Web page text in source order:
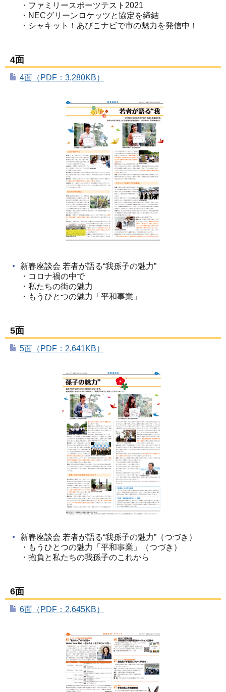
・ファミリースポーツテスト2021
・NECグリーンロケッツと協定を締結
・シャキット！あびこナビで市の魅力を発信中！
4面
4面（PDF：3,280KB）
新春座談会 若者が語る“我孫子の魅力”
・コロナ禍の中で
・私たちの街の魅力
・もうひとつの魅力「平和事業」
5面
5面（PDF：2,641KB）
新春座談会 若者が語る“我孫子の魅力”（つづき）
・もうひとつの魅力「平和事業」（つづき）
・抱負と私たちの我孫子のこれから
6面
6面（PDF：2,645KB）